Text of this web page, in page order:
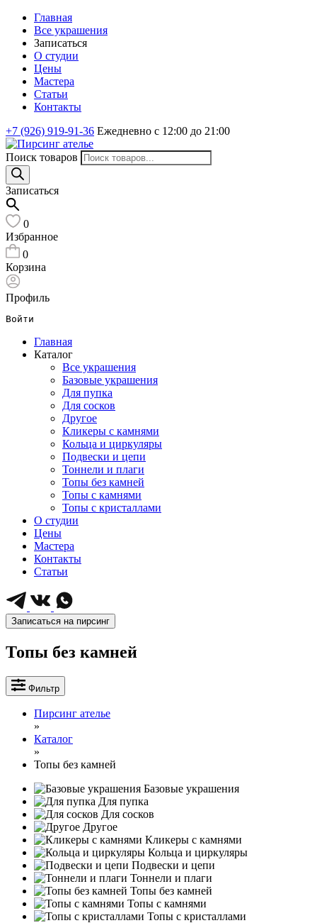
Главная
Все украшения
Записаться
О студии
Цены
Мастера
Статьи
Контакты
+7 (926) 919-91-36 Ежедневно с 12:00 до 21:00
Поиск товаров
Записаться
0
Избранное
0
Корзина
Профиль
Войти
Главная
Каталог
Все украшения
Базовые украшения
Для пупка
Для сосков
Другое
Кликеры с камнями
Кольца и циркуляры
Подвески и цепи
Тоннели и плаги
Топы без камней
Топы с камнями
Топы с кристаллами
О студии
Цены
Мастера
Контакты
Статьи
Записаться на пирсинг
Топы без камней
Фильтр
Пирсинг ателье
»
Каталог
»
Топы без камней
Базовые украшения
Для пупка
Для сосков
Другое
Кликеры с камнями
Кольца и циркуляры
Подвески и цепи
Тоннели и плаги
Топы без камней
Топы с камнями
Топы с кристаллами